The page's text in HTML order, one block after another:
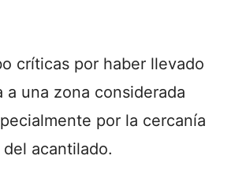
críticas por haber llevado
a una zona considerada
por la cercanía
acantilado.